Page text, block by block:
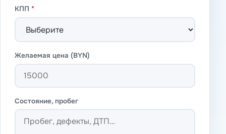
КПП *
Желаемая цена (BYN)
Состояние, пробег